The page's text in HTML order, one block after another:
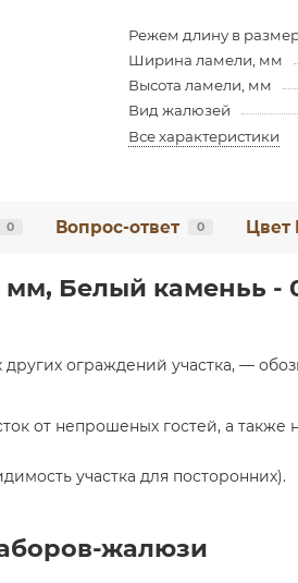
Режем длину в
Ширина ламели, мм
Высота ламели, мм
Вид жалюзей
Все характеристики
0 Вопрос-ответ 0 Цвет
мм, Белый каменьь
других ограждений участка, —
от непрошеных гостей, а
участка для посторонних).
жалюзи